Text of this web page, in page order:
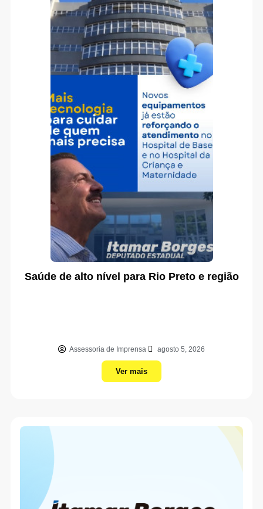
Saúde de alto nível para Rio Preto e região
Assessoria de Imprensa agosto 5, 2026
Ver mais